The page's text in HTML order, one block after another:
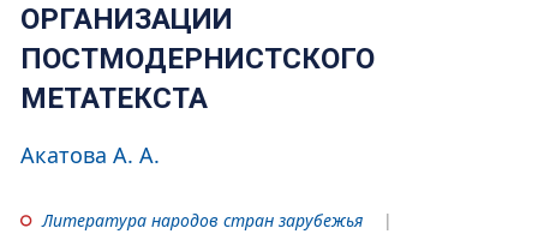
ОРГАНИЗАЦИИ
ПОСТМОДЕРНИСТСКОГО
МЕТАТЕКСТА
Акатова А. А.
Литература народов стран зарубежья